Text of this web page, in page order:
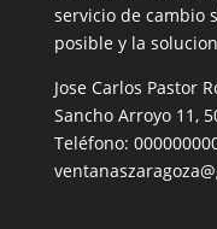
servicio de cambio
posible y la
Jose Carlos Pastor
Sancho Arroyo 11,
Teléfono: